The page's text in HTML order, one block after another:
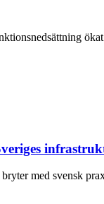
med svensk